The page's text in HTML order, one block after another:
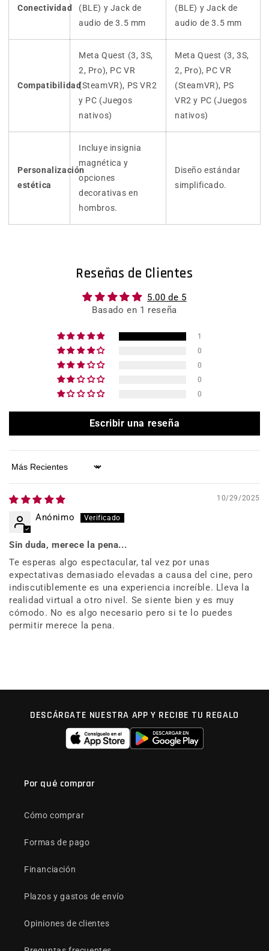
Conectividad
(BLE) y Jack de
audio de 3.5 mm
(BLE) y Jack de
audio de 3.5 mm
Compatibilidad
Meta Quest (3, 3S,
2, Pro), PC VR
(SteamVR), PS VR2
y PC (Juegos
nativos)
Meta Quest (3, 3S,
2, Pro), PC VR
(SteamVR), PS
VR2 y PC (Juegos
nativos)
Personalización
estética
Incluye insignia
magnética y
opciones
decorativas en
hombros.
Diseño estándar
simplificado.
Reseñas de Clientes
5.00 de 5
Basado en 1 reseña
1
0
0
0
0
Escribir una reseña
Sort by
10/29/2025
Anónimo
Sin duda, merece la pena...
Te esperas algo espectacular, tal vez por unas
expectativas demasiado elevadas a causa del cine, pero
indiscutiblemente es una experiencia increíble. Lleva la
realidad virtual a otro nivel. Se siente bien y es muy
cómodo. No es algo necesario pero si te lo puedes
permitir merece la pena.
DESCÁRGATE NUESTRA APP Y RECIBE TU REGALO
Por qué comprar
Cómo comprar
Formas de pago
Financiación
Plazos y gastos de envío
Opiniones de clientes